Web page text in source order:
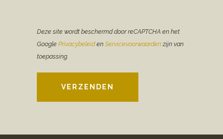
Deze site wordt beschermd door reCAPTCHA en het
Google Privacybeleiden Servicevoorwaardenzijn van
toepassing.
VERZENDEN